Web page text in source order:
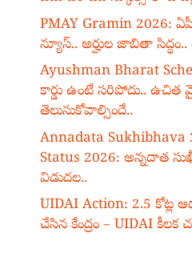
PMAY Gramin 2026:
న్యూస్.. అర్హుల జాబితా
Ayushman Bharat
కార్డు ఉంటే సరిపోదు.. ఉచిత
తెలుసుకోవాల్సిందే..
Annadata
Status 2026: అన్నదాత
విడుదల..
UIDAI Action: 2.5 కోట్ల
చేసిన కేంద్రం – UIDAI కీలక